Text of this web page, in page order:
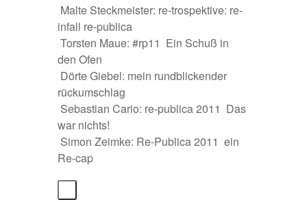
 Malte Steckmeister: re-trospektive: re-
infall re-publica
 Torsten Maue: #rp11  Ein Schuß in
den Ofen
 Dörte Giebel: mein rundblickender
rückumschlag
 Sebastian Cario: re-publica 2011  Das
war nichts!
 Simon Zeimke: Re-Publica 2011  ein
Re-cap